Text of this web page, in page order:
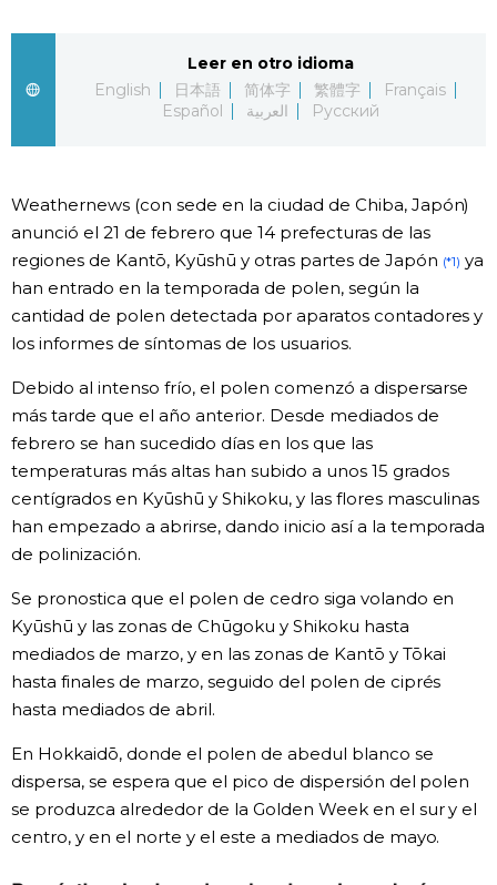
Fragmentos de Japón
Blog
Tokio
Avisos
Leer en otro idioma
English
日本語 简体字 繁體字
Français
Español
العربية Русский
Weathernews (con sede en la ciudad de Chiba, Japón)
anunció el 21 de febrero que 14 prefecturas de las
regiones de Kantō, Kyūshū y otras partes de Japón (*1) ya
han entrado en la temporada de polen, según la
cantidad de polen detectada por aparatos contadores y
los informes de síntomas de los usuarios.
Debido al intenso frío, el polen comenzó a dispersarse
más tarde que el año anterior. Desde mediados de
febrero se han sucedido días en los que las
temperaturas más altas han subido a unos 15 grados
centígrados en Kyūshū y Shikoku, y las flores masculinas
han empezado a abrirse, dando inicio así a la temporada
de polinización.
Se pronostica que el polen de cedro siga volando en
Kyūshū y las zonas de Chūgoku y Shikoku hasta
mediados de marzo, y en las zonas de Kantō y Tōkai
hasta finales de marzo, seguido del polen de ciprés
hasta mediados de abril.
En Hokkaidō, donde el polen de abedul blanco se
dispersa, se espera que el pico de dispersión del polen
se produzca alrededor de la Golden Week en el sur y el
centro, y en el norte y el este a mediados de mayo.